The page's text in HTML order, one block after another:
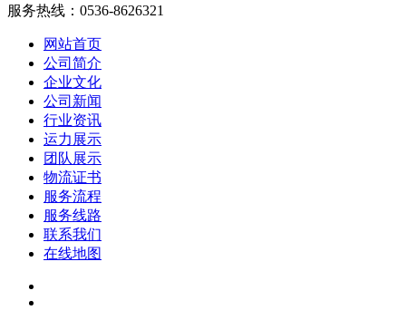
服务热线： 0536-8626321
网站首页
公司简介
企业文化
公司新闻
行业资讯
运力展示
团队展示
物流证书
服务流程
服务线路
联系我们
在线地图